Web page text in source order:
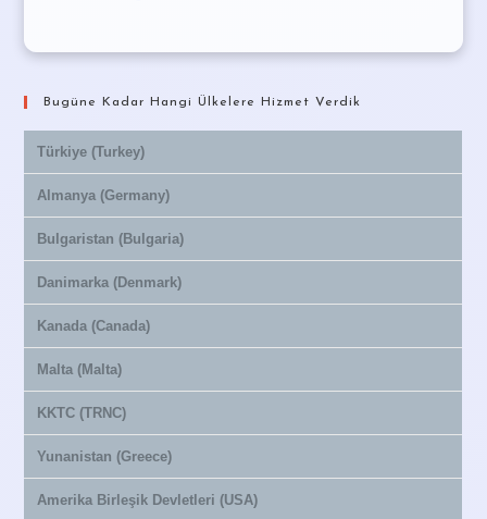
Bugüne Kadar Hangi Ülkelere Hizmet Verdik
Türkiye (Turkey)
Almanya (Germany)
Bulgaristan (Bulgaria)
Danimarka (Denmark)
Kanada (Canada)
Malta (Malta)
KKTC (TRNC)
Yunanistan (Greece)
Amerika Birleşik Devletleri (USA)